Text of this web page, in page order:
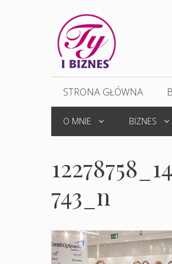
STRONA GŁÓWNA
O MNIE BIZNES
743_n